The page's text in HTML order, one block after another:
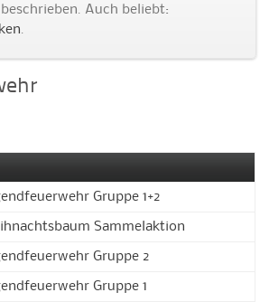
beschrieben. Auch beliebt:
Gruppe 1+2
Sammelaktion
Gruppe 2
Gruppe 1